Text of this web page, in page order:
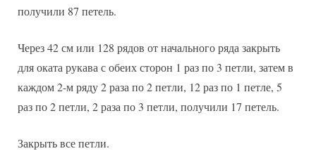
получили 87 петель.
Через 42 см или 128 рядов от начального ряда закрыть
для оката рукава с обеих сторон 1 раз по 3 петли, затем в
каждом 2-м ряду 2 раза по 2 петли, 12 раз по 1 петле, 5
раз по 2 петли, 2 раза по 3 петли, получили 17 петель.
Закрыть все петли.